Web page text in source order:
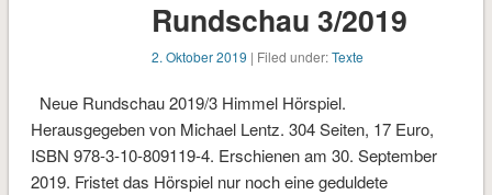
Rundschau 3/2019
2. Oktober 2019 | Filed under:Texte
Neue Rundschau 2019/3 Himmel Hörspiel.
Herausgegeben von Michael Lentz. 304 Seiten, 17 Euro,
ISBN 978-3-10-809119-4. Erschienen am 30. September
2019. Fristet das Hörspiel nur noch eine geduldete